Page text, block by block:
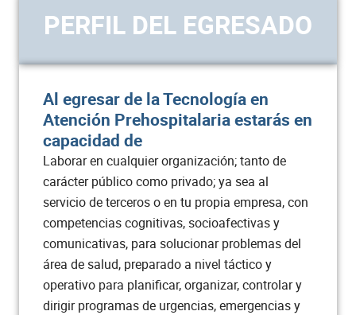
Legislación en salud 2
Electiva II 2
Total semestre 16
Semestre VI
ASIGNATURA CRÉDITOS
Proyecto laboral tecnológico 2
PERFIL DEL EGRESADO
Al egresar de la Tecnología en
Atención Prehospitalaria estarás en
capacidad de
Laborar en cualquier organización; tanto de
carácter público como privado; ya sea al
servicio de terceros o en tu propia empresa, con
competencias cognitivas, socioafectivas y
comunicativas, para solucionar problemas del
área de salud, preparado a nivel táctico y
operativo para planificar, organizar, controlar y
dirigir programas de urgencias, emergencias y